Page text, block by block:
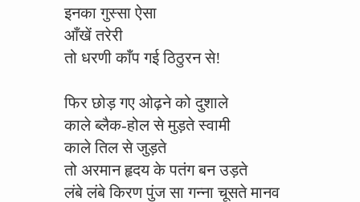
इनका गुस्सा ऐसा
आँखें तरेरी
तो धरणी काँप गई ठिठुरन से!
फिर छोड़ गए ओढ़ने को दुशाले
काले ब्लैक-होल से मुड़ते स्वामी
काले तिल से जुड़ते
तो अरमान हृदय के पतंग बन उड़ते
लंबे लंबे किरण पुंज सा गन्ना चूसते मानव